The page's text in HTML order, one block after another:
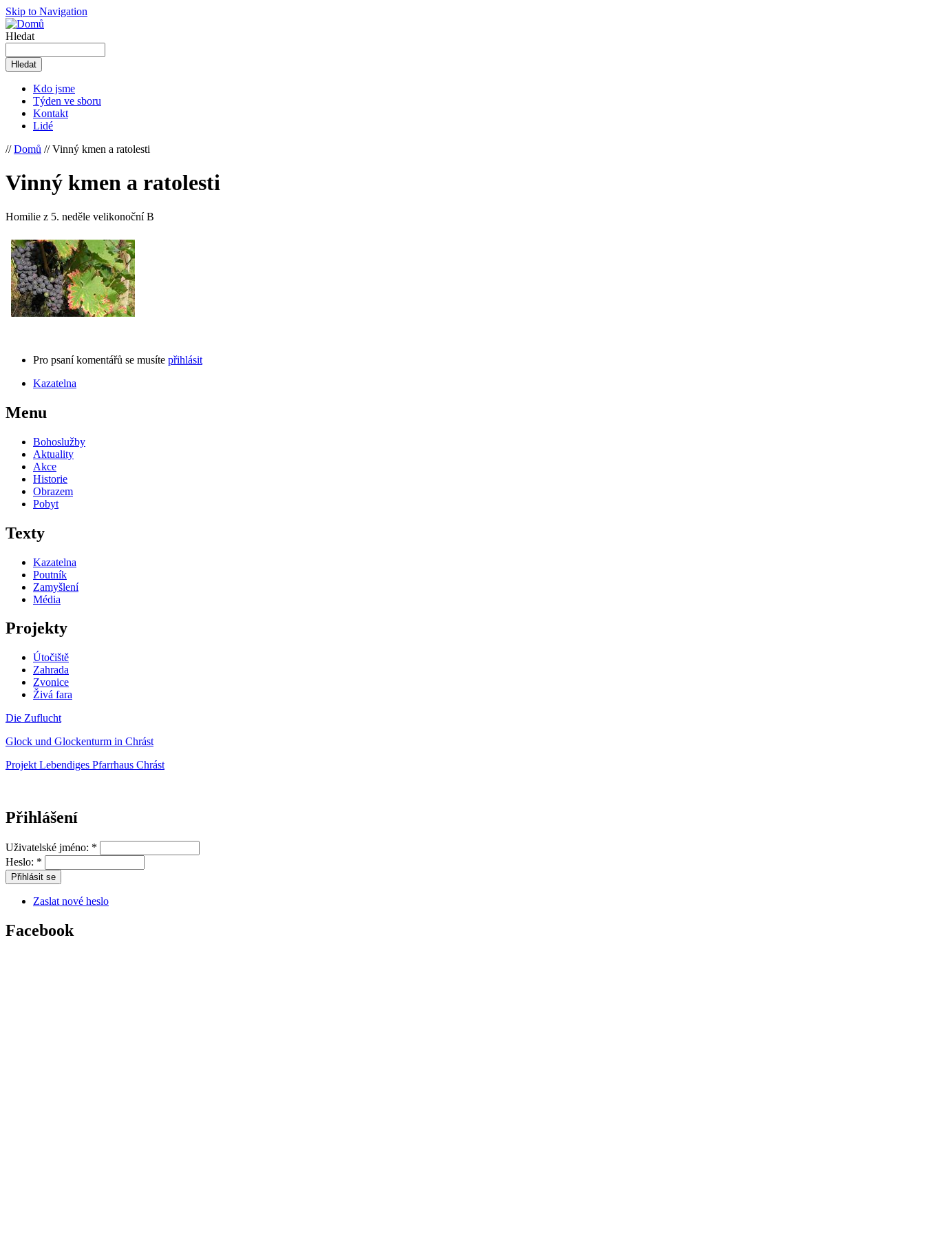
Skip to Navigation
Hledat
Kdo jsme
Týden ve sboru
Kontakt
Lidé
//Domů // Vinný kmen a ratolesti
Vinný kmen a ratolesti
Homilie z 5. neděle velikonoční B
Pro psaní komentářů se musíte přihlásit
Kazatelna
Menu
Bohoslužby
Aktuality
Akce
Historie
Obrazem
Pobyt
Texty
Kazatelna
Poutník
Zamyšlení
Média
Projekty
Útočiště
Zahrada
Zvonice
Živá fara
Die Zuflucht
Glock und Glockenturm in Chrást
Projekt Lebendiges Pfarrhaus Chrást
Přihlášení
Uživatelské jméno: *
Heslo: *
Zaslat nové heslo
Facebook